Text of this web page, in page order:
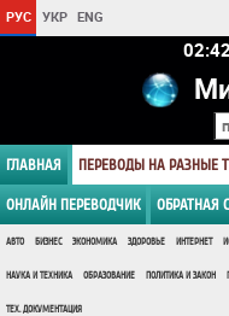
РУС УКР ENG
02 42
ГЛАВНАЯ ПЕРЕВОДЫ НА РАЗНЫЕ
ОНЛАЙН ПЕРЕВОДЧИК ОБРАТНАЯ
АВТО БИЗНЕС ЭКОНОМИКА ЗДОРОВЬЕ ИНТЕРНЕТ
НАУКА И ТЕХНИКА ОБРАЗОВАНИЕ ПОЛИТИКА И ЗАКОН
ТЕХ. ДОКУМЕНТАЦИЯ